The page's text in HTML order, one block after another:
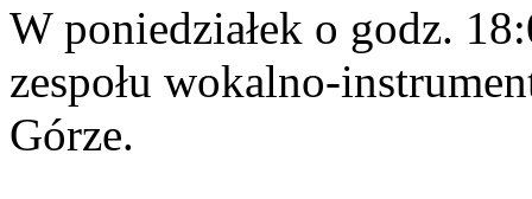
W poniedziałek o godz.
zespołu wokalno-
Górze.